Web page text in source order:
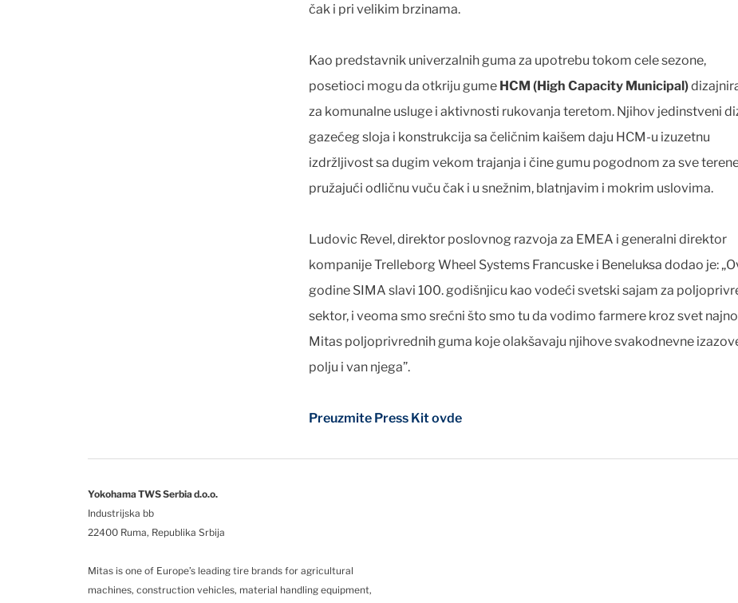
čak i pri velikim brzinama.
Kao predstavnik univerzalnih guma za upotrebu tokom cele sezone,
posetioci mogu da otkriju gume HCM (High Capacity Municipal)
za komunalne usluge i aktivnosti rukovanja teretom. Njihov jedinstveni
gazećeg sloja i konstrukcija sa čeličnim kaišem daju HCM-u izuzetnu
izdržljivost sa dugim vekom trajanja i čine gumu pogodnom za sve
pružajući odličnu vuču čak i u snežnim, blatnjavim i mokrim uslovima.
Ludovic Revel, direktor poslovnog razvoja za EMEA i generalni direktor
kompanije Trelleborg Wheel Systems Francuske i Beneluksa dodao je:
godine SIMA slavi 100. godišnjicu kao vodeći svetski sajam za
sektor, i veoma smo srećni što smo tu da vodimo farmere kroz svet
Mitas poljoprivrednih guma koje olakšavaju njihove svakodnevne
polju i van njega”.
Preuzmite Press Kit ovde
Yokohama TWS Serbia d.o.o.
Industrijska bb
22400 Ruma, Republika Srbija
Mitas is one of Europe’s leading tire brands for agricultural
machines, construction vehicles, material handling equipment,